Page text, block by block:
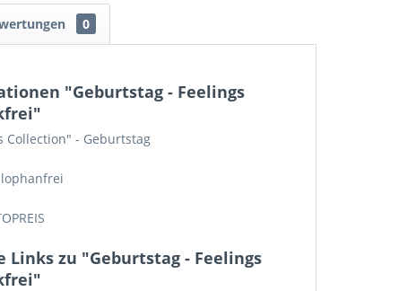
0
"Geburtstag - Feelings
Collection" - Geburtstag
Links zu "Geburtstag - Feelings